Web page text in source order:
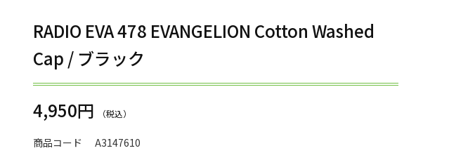
RADIO EVA 478 EVANGELION Cotton Washed
Cap / ブラック
4,950円
商品コード A3147610